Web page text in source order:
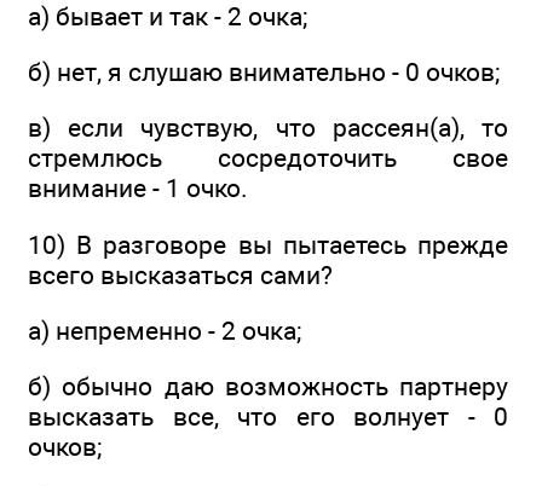
а) бывает и так - 2 очка;
б) нет, я слушаю внимательно - 0 очков;
в) если чувствую, что рассеян(а), то
стремлюсь сосредоточить свое
внимание - 1 очко.
10) В разговоре вы пытаетесь прежде
всего высказаться сами?
а) непременно - 2 очка;
б) обычно даю возможность партнеру
высказать все, что его волнует - 0
очков;